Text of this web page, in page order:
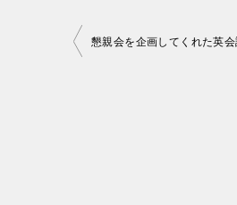
投懇親会を企画してくれた英